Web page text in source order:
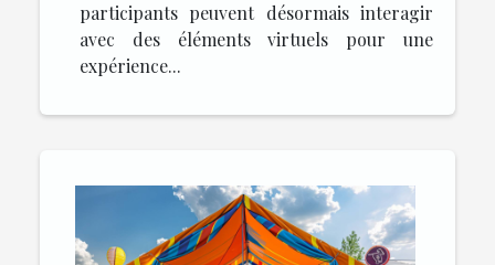
participants peuvent désormais interagir
avec des éléments virtuels pour une
expérience...